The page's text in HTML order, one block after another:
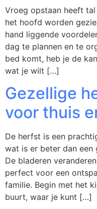
Vroeg opstaan heeft
het hoofd worden
hand liggende
dag te plannen en te
bed komt, heb je de
wat je wilt […]
Gezellige
voor thuis
De herfst is een
wat is er beter dan
De bladeren
perfect voor een
familie. Begin met het
buurt, waar je kunt […]